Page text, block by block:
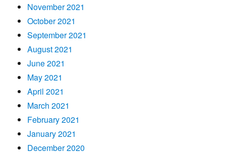
November 2021
October 2021
September 2021
August 2021
June 2021
May 2021
April 2021
March 2021
February 2021
January 2021
December 2020